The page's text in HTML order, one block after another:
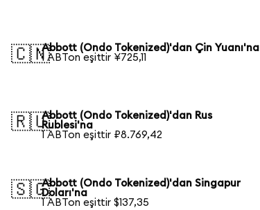
🇨🇳Abbott (Ondo Tokenized)'dan Çin Yuanı'na
1 ABTon eşittir ¥725,11
🇷🇺Abbott (Ondo Tokenized)'dan Rus
Rublesi'na
1 ABTon eşittir ₽8.769,42
🇸🇬Abbott (Ondo Tokenized)'dan Singapur
Doları'na
1 ABTon eşittir $137,35